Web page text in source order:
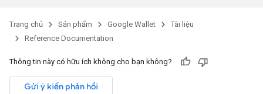
Trang chủ Sản phẩm Google Wallet
Tài liệu
Reference Documentation
Thông tin này có hữu ích không cho bạn không?
Gửi ý kiến phản hồi